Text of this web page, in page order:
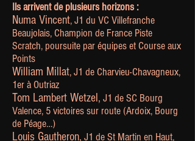
Ils arrivent de plusieurs horizons :
Numa Vincent, J1 du VC Villefranche
Beaujolais, Champion de France Piste
Scratch, poursuite par équipes et Course aux
Points
William Millat, J1 de Charvieu-Chavagneux,
1er à Outriaz
Tom Lambert Wetzel, J1 de SC Bourg
Valence, 5 victoires sur route (Ardoix, Bourg
de Péage…)
Louis Gautheron, J1 de St Martin en Haut,